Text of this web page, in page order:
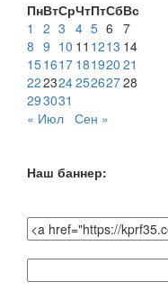
ПнВтСрЧтПтСбВс
1
2 3 4 5 6 7
8 9 10 11 1213 14
151617 181920 21
22232425262728
293031
« Июл Сен »
Наш баннер:
по